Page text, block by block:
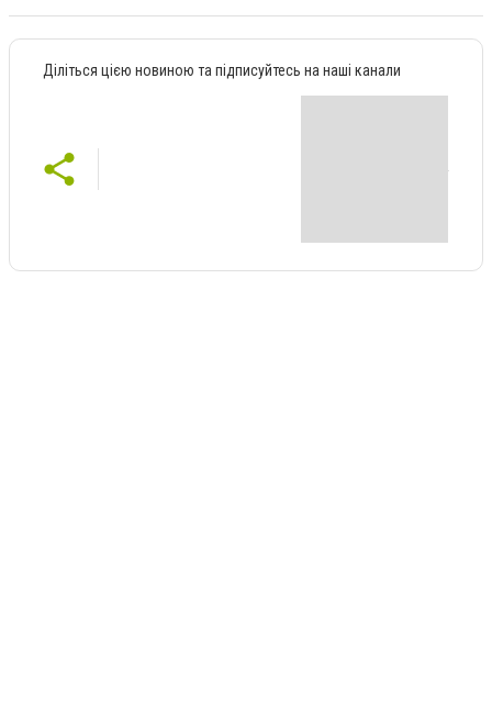
Діліться цією новиною та підписуйтесь на наші канали